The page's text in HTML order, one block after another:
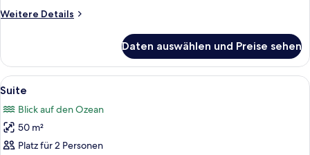
Weitere Details
Weitere
Zimmer
(Deluxe)
Daten auswählen und Preise sehen
Alle
Fotos
für
Suite
anzeigen
Ein Hotelzimmer mit einem Bett,
7
Suite
Blick auf den Ozean
50 m²
Platz für 2 Personen